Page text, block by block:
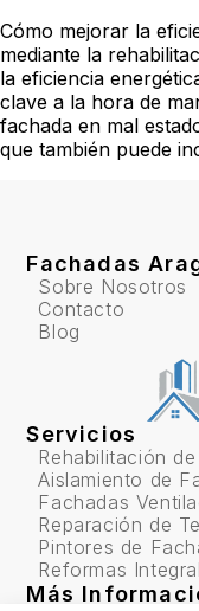
Cómo mejorar la
mediante la
la eficiencia
clave a la hora de
fachada en mal
que también puede
Fachadas
Sobre Nosotros
Contacto
Blog
Servicios
Rehabilitación
Aislamiento de
Fachadas
Reparación de
Pintores de
Reformas
Más